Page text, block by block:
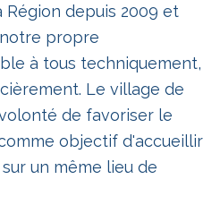
Région depuis 2009 et
propre
à tous techniquement,
Le village de
de favoriser le
objectif d'accueillir
un même lieu de